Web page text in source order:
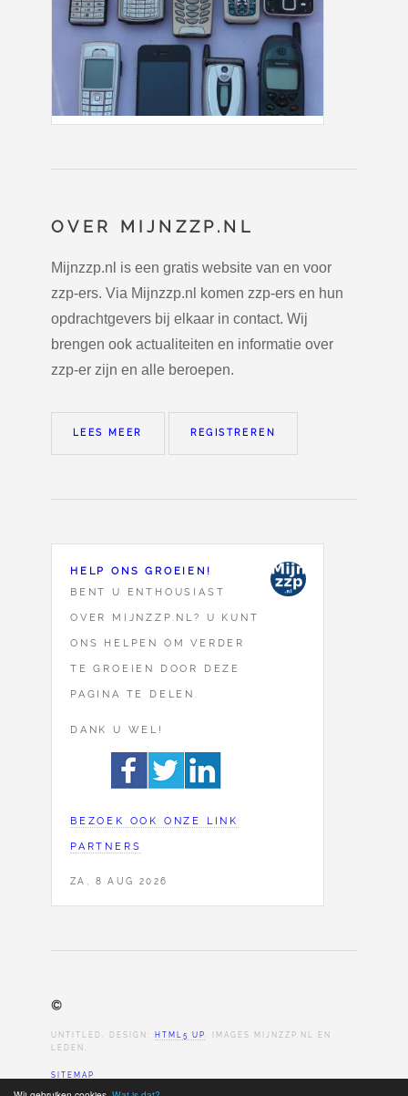
OVER MIJNZZP.NL
Mijnzzp.nl is een gratis website van en voor
zzp-ers. Via Mijnzzp.nl komen zzp-ers en hun
opdrachtgevers bij elkaar in contact. Wij
brengen ook actualiteiten en informatie over
zzp-er zijn en alle beroepen.
LEES MEER REGISTREREN
HELP ONS GROEIEN!
BENT U ENTHOUSIAST
OVER MIJNZZP.NL? U KUNT
ONS HELPEN OM VERDER
TE GROEIEN DOOR DEZE
PAGINA TE DELEN.
DANK U WEL!
BEZOEK OOK ONZE LINK
PARTNERS
ZA, 8 AUG 2026
©
UNTITLED. DESIGN: HTML5 UP . IMAGES MIJNZZP.NL EN
LEDEN.
SITEMAP